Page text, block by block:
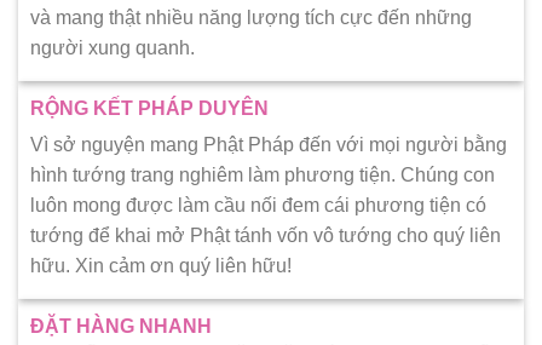
và mang thật nhiều năng lượng tích cực đến những
người xung quanh.
RỘNG KẾT PHÁP DUYÊN
Vì sở nguyện mang Phật Pháp đến với mọi người bằng
hình tướng trang nghiêm làm phương tiện. Chúng con
luôn mong được làm cầu nối đem cái phương tiện có
tướng để khai mở Phật tánh vốn vô tướng cho quý liên
hữu. Xin cảm ơn quý liên hữu!
ĐẶT HÀNG NHANH